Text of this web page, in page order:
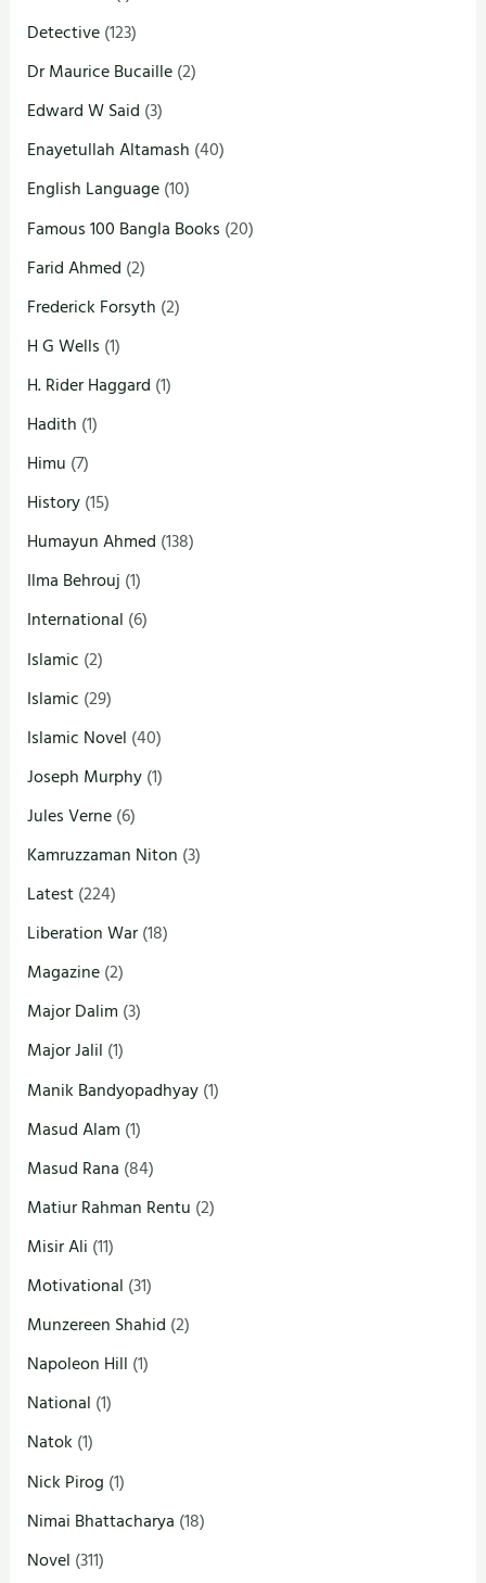
Detective(123)
Dr Maurice Bucaille(2)
Edward W Said (3)
Enayetullah Altamash (40)
English Language(10)
Famous 100 Bangla Books (20)
Farid Ahmed (2)
Frederick Forsyth (2)
H G Wells (1)
H. Rider Haggard (1)
Hadith (1)
Himu (7)
History(15)
Humayun Ahmed (138)
Ilma Behrouj (1)
International (6)
Islamic (2)
Islamic (29)
Islamic Novel (40)
Joseph Murphy(1)
Jules Verne(6)
Kamruzzaman Niton (3)
Latest(224)
Liberation War(18)
Magazine(2)
Major Dalim (3)
Major Jalil (1)
Manik Bandyopadhyay(1)
Masud Alam (1)
Masud Rana (84)
Matiur Rahman Rentu (2)
Misir Ali (11)
Motivational (31)
Munzereen Shahid (2)
Napoleon Hill (1)
National (1)
Natok (1)
Nick Pirog (1)
Nimai Bhattacharya (18)
Novel (311)